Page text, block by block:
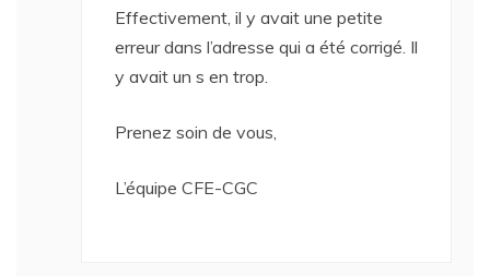
Effectivement, il y avait une petite
erreur dans l’adresse qui a été corrigé. Il
y avait un s en trop.
Prenez soin de vous,
L’équipe CFE-CGC